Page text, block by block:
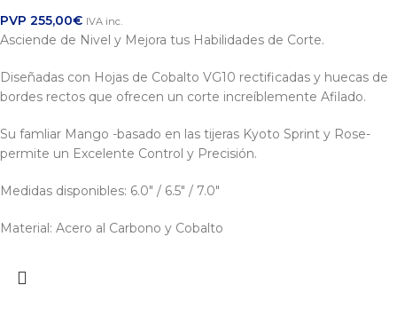
PVP 255,00€ IVA inc.
Asciende de Nivel y Mejora tus Habilidades de Corte.
Diseñadas con Hojas de Cobalto VG10 rectificadas y huecas de
bordes rectos que ofrecen un corte increíblemente Afilado.
Su famliar Mango -basado en las tijeras Kyoto Sprint y Rose-
permite un Excelente Control y Precisión.
Medidas disponibles: 6.0" / 6.5" / 7.0"
Material: Acero al Carbono y Cobalto